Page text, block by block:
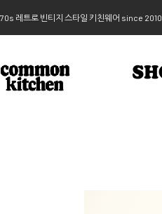
70s 레트로 빈티지 스타일 키친웨어 since 2010